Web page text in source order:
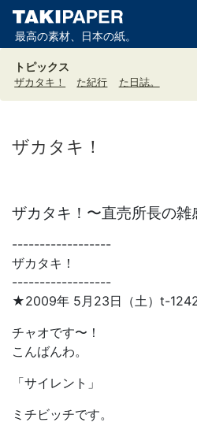
最高の素材、日本の紙。
トピックス
ザカタキ！ た紀行 た日誌。
ザカタキ！
ザカタキ！〜直売所長の
------------------
ザカタキ！
------------------
★2009年 5月23日（土）t-
チャオです〜！
こんばんわ。
「サイレント」
ミチビッチです。